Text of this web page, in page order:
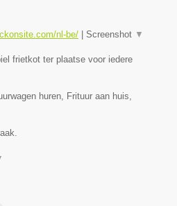
nl-be/ Screenshot ▼
frietkot ter plaatse voor iedere
huren, Frituur aan huis,